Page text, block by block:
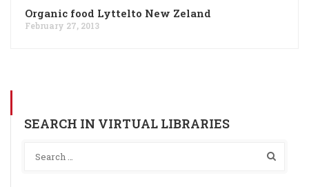
Organic food Lyttelto New Zeland
February 27, 2013
SEARCH IN VIRTUAL LIBRARIES